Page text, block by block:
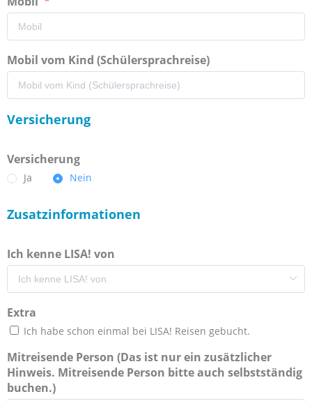
Mobil vom Kind (Schülersprachreise)
Versicherung
Versicherung
Ja Nein
Zusatzinformationen
Ich kenne LISA! von
Extra
Ich habe schon einmal bei LISA! Reisen gebucht.
Mitreisende Person (Das ist nur ein zusätzlicher
Hinweis. Mitreisende Person bitte auch selbstständig
buchen.)